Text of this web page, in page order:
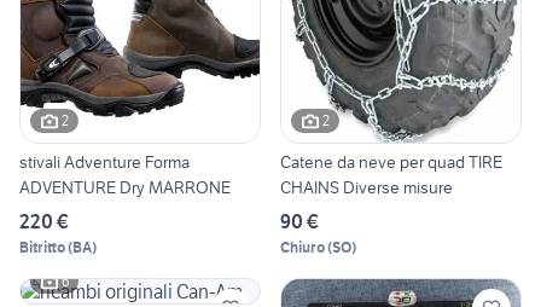
2
stivali Adventure Forma
ADVENTURE Dry MARRONE
220 €
Bitritto(BA)
2
Catene da neve per quad TIRE
CHAINS Diverse misure
90 €
Chiuro(SO)
6